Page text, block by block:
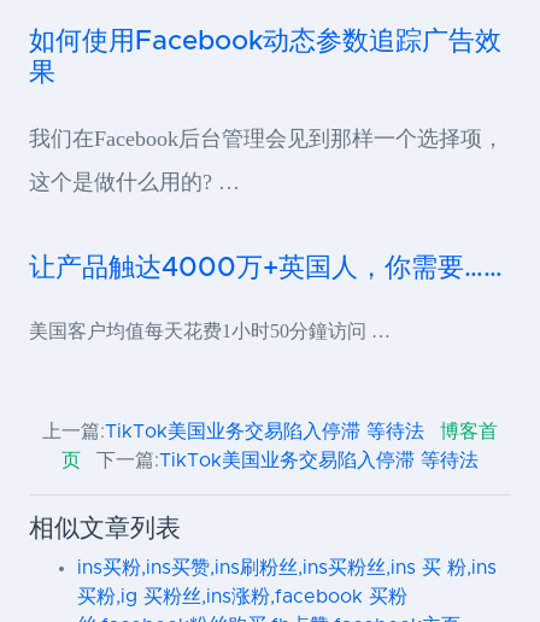
如何使用Facebook动态参数追踪广告效
果
我们在Facebook后台管理会见到那样一个选择项，
这个是做什么用的? …
让产品触达4000万+英国人，你需要……
美国客户均值每天花费1小时50分鐘访问 …
上一篇:TikTok美国业务交易陷入停滞 等待法
博客首
页
下一篇:TikTok美国业务交易陷入停滞 等待法
相似文章列表
ins买粉,ins买赞,ins刷粉丝,ins买粉丝,ins 买 粉,ins
买粉,ig 买粉丝,ins涨粉,facebook 买粉